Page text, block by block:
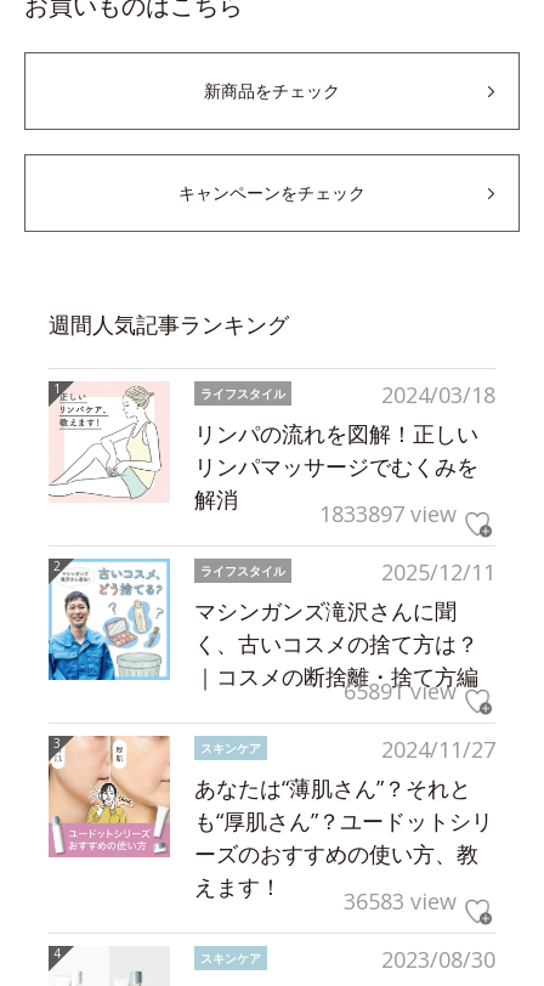
新商品をチェック
キャンペーンをチェック
週間人気記事ランキング
2024/03/18
ライフスタイル
リンパの流れを図解！正しい
リンパマッサージでむくみを
解消
1833897 view
2025/12/11
ライフスタイル
マシンガンズ滝沢さんに聞
く、古いコスメの捨て方は？
｜コスメの断捨離・捨て方編
65891 view
2024/11/27
スキンケア
あなたは“薄肌さん”？それと
も“厚肌さん”？ユードットシリ
ーズのおすすめの使い方、教
えます！
36583 view
2023/08/30
スキンケア